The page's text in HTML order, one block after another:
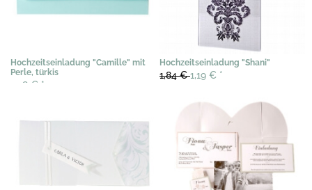
Hochzeitseinladung "Camille" mit
Perle, türkis
3,18 € *
Hochzeitseinladung "Shani"
1,84 €1,19 € *